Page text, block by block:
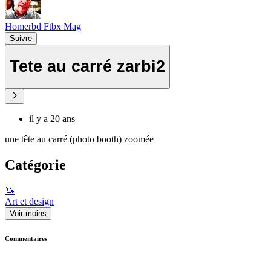
Homerbd Ftbx Mag
Suivre
Tete au carré zarbi2
il y a 20 ans
une tête au carré (photo booth) zoomée
Catégorie
🦄
Art et design
Voir moins
Commentaires